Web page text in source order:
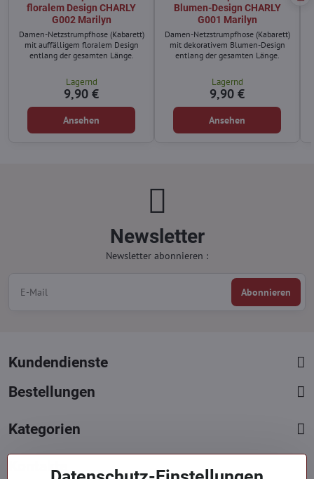
floralem Design CHARLY
G002 Marilyn
Damen-Netzstrumpfhose (Kabarett)
mit auffälligem floralem Design
entlang der gesamten Länge.
Lagernd
9,90 €
Ansehen
Blumen-Design CHARLY
G001 Marilyn
Damen-Netzstrumpfhose (Kabarett)
mit dekorativem Blumen-Design
entlang der gesamten Länge.
Lagernd
9,90 €
Ansehen
Newsletter
Newsletter abonnieren :
Abonnieren
Kundendienste
Bestellungen
Kategorien
Kontakte